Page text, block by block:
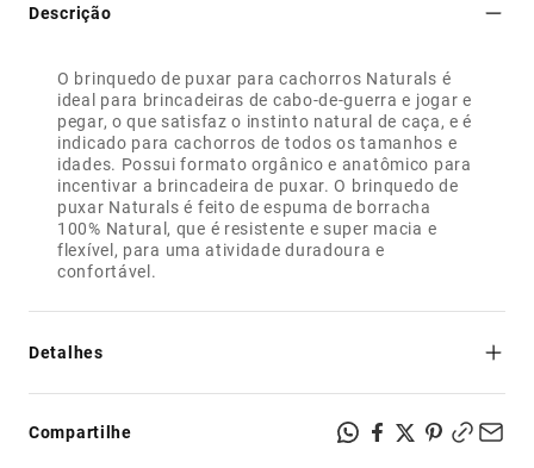
Descrição
O brinquedo de puxar para cachorros Naturals é
ideal para brincadeiras de cabo-de-guerra e jogar e
pegar, o que satisfaz o instinto natural de caça, e é
indicado para cachorros de todos os tamanhos e
idades. Possui formato orgânico e anatômico para
incentivar a brincadeira de puxar. O brinquedo de
puxar Naturals é feito de espuma de borracha
100% Natural, que é resistente e super macia e
flexível, para uma atividade duradoura e
Detalhes
- Feito com borracha 100% Natural;
Compartilhe